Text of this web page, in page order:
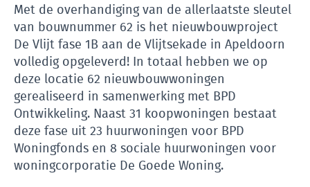
Met de overhandiging van de allerlaatste sleutel
van bouwnummer 62 is het nieuwbouwproject
De Vlijt fase 1B aan de Vlijtsekade in Apeldoorn
volledig opgeleverd! In totaal hebben we op
deze locatie 62 nieuwbouwwoningen
gerealiseerd in samenwerking met BPD
Ontwikkeling. Naast 31 koopwoningen bestaat
deze fase uit 23 huurwoningen voor BPD
Woningfonds en 8 sociale huurwoningen voor
woningcorporatie De Goede Woning.